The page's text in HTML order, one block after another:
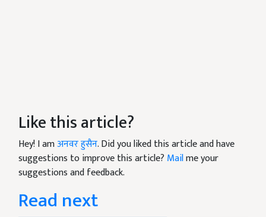
Like this article?
Hey! I amअनवर हुसैन. Did you liked this article and have
suggestions to improve this article? Mailme your
suggestions and feedback.
Read next